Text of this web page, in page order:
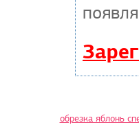
обрезка яблонь